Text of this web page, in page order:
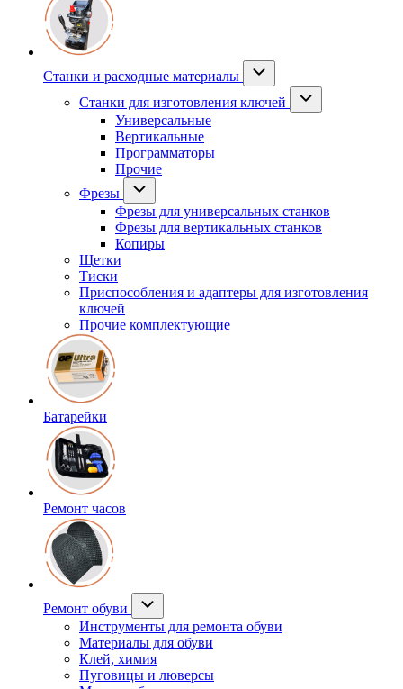
Станки и расходные материалы
Станки для изготовления ключей
Универсальные
Вертикальные
Программаторы
Прочие
Фрезы
Фрезы для универсальных станков
Фрезы для вертикальных станков
Копиры
Щетки
Тиски
Приспособления и адаптеры для изготовления
ключей
Прочие комплектующие
Батарейки
Ремонт часов
Ремонт обуви
Инструменты для ремонта обуви
Материалы для обуви
Клей, химия
Пуговицы и люверсы